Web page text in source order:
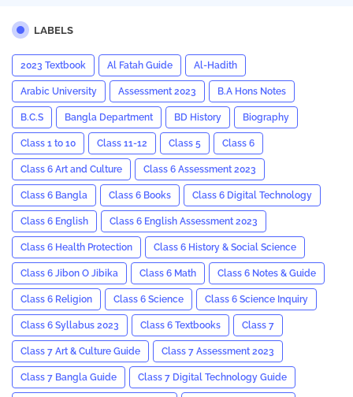
LABELS
2023 Textbook Al Fatah Guide Al-Hadith
Arabic University Assessment 2023 B.A Hons Notes
B.C.S Bangla Department BD History Biography
Class 1 to 10 Class 11-12 Class 5 Class 6
Class 6 Art and Culture Class 6 Assessment 2023
Class 6 Bangla Class 6 Books Class 6 Digital Technology
Class 6 English Class 6 English Assessment 2023
Class 6 Health Protection Class 6 History & Social Science
Class 6 Jibon O Jibika Class 6 Math Class 6 Notes & Guide
Class 6 Religion Class 6 Science Class 6 Science Inquiry
Class 6 Syllabus 2023 Class 6 Textbooks Class 7
Class 7 Art & Culture Guide Class 7 Assessment 2023
Class 7 Bangla Guide Class 7 Digital Technology Guide